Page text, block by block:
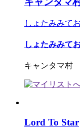
しょたみみてお
しょたみみて
キャンタマ村
Lord To Star